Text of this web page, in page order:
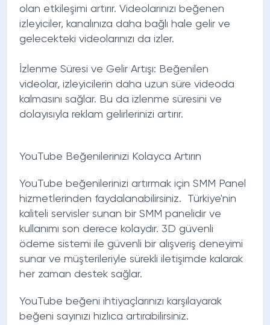
olan etkileşimi artırır. Videolarınızı beğenen
izleyiciler, kanalınıza daha bağlı hale gelir ve
gelecekteki videolarınızı da izler.
İzlenme Süresi ve Gelir Artışı: Beğenilen
videolar, izleyicilerin daha uzun süre videoda
kalmasını sağlar. Bu da izlenme süresini ve
dolayısıyla reklam gelirlerinizi artırır.
YouTube Beğenilerinizi Kolayca Artırın
YouTube beğenilerinizi artırmak için SMM Panel
hizmetlerinden faydalanabilirsiniz. Türkiye'nin
kaliteli servisler sunan bir SMM panelidir ve
kullanımı son derece kolaydır. 3D güvenli
ödeme sistemi ile güvenli bir alışveriş deneyimi
sunar ve müşterileriyle sürekli iletişimde kalarak
her zaman destek sağlar.
YouTube beğeni ihtiyaçlarınızı karşılayarak
beğeni sayınızı hızlıca artırabilirsiniz.